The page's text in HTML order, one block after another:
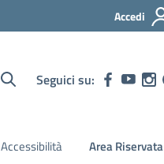
Accedi
Seguici su:
Accessibilità Area Riservata